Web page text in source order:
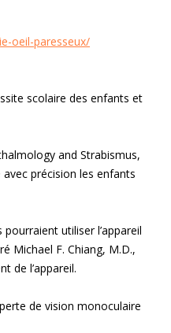
oeil-paresseux/
scolaire des enfants et
and Strabismus,
précision les enfants
utiliser l’appareil
Michael F. Chiang, M.D.,
de l’appareil.
de vision monoculaire